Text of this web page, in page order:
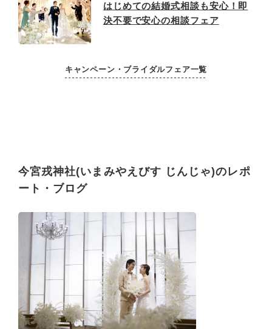
はじめての結婚式相談も安心！即
決不要で安心の相談フェア
キャンペーン・ブライダルフェア一覧
今宮戎神社(いまみやえびす じんじゃ)のレポ
ート・ブログ